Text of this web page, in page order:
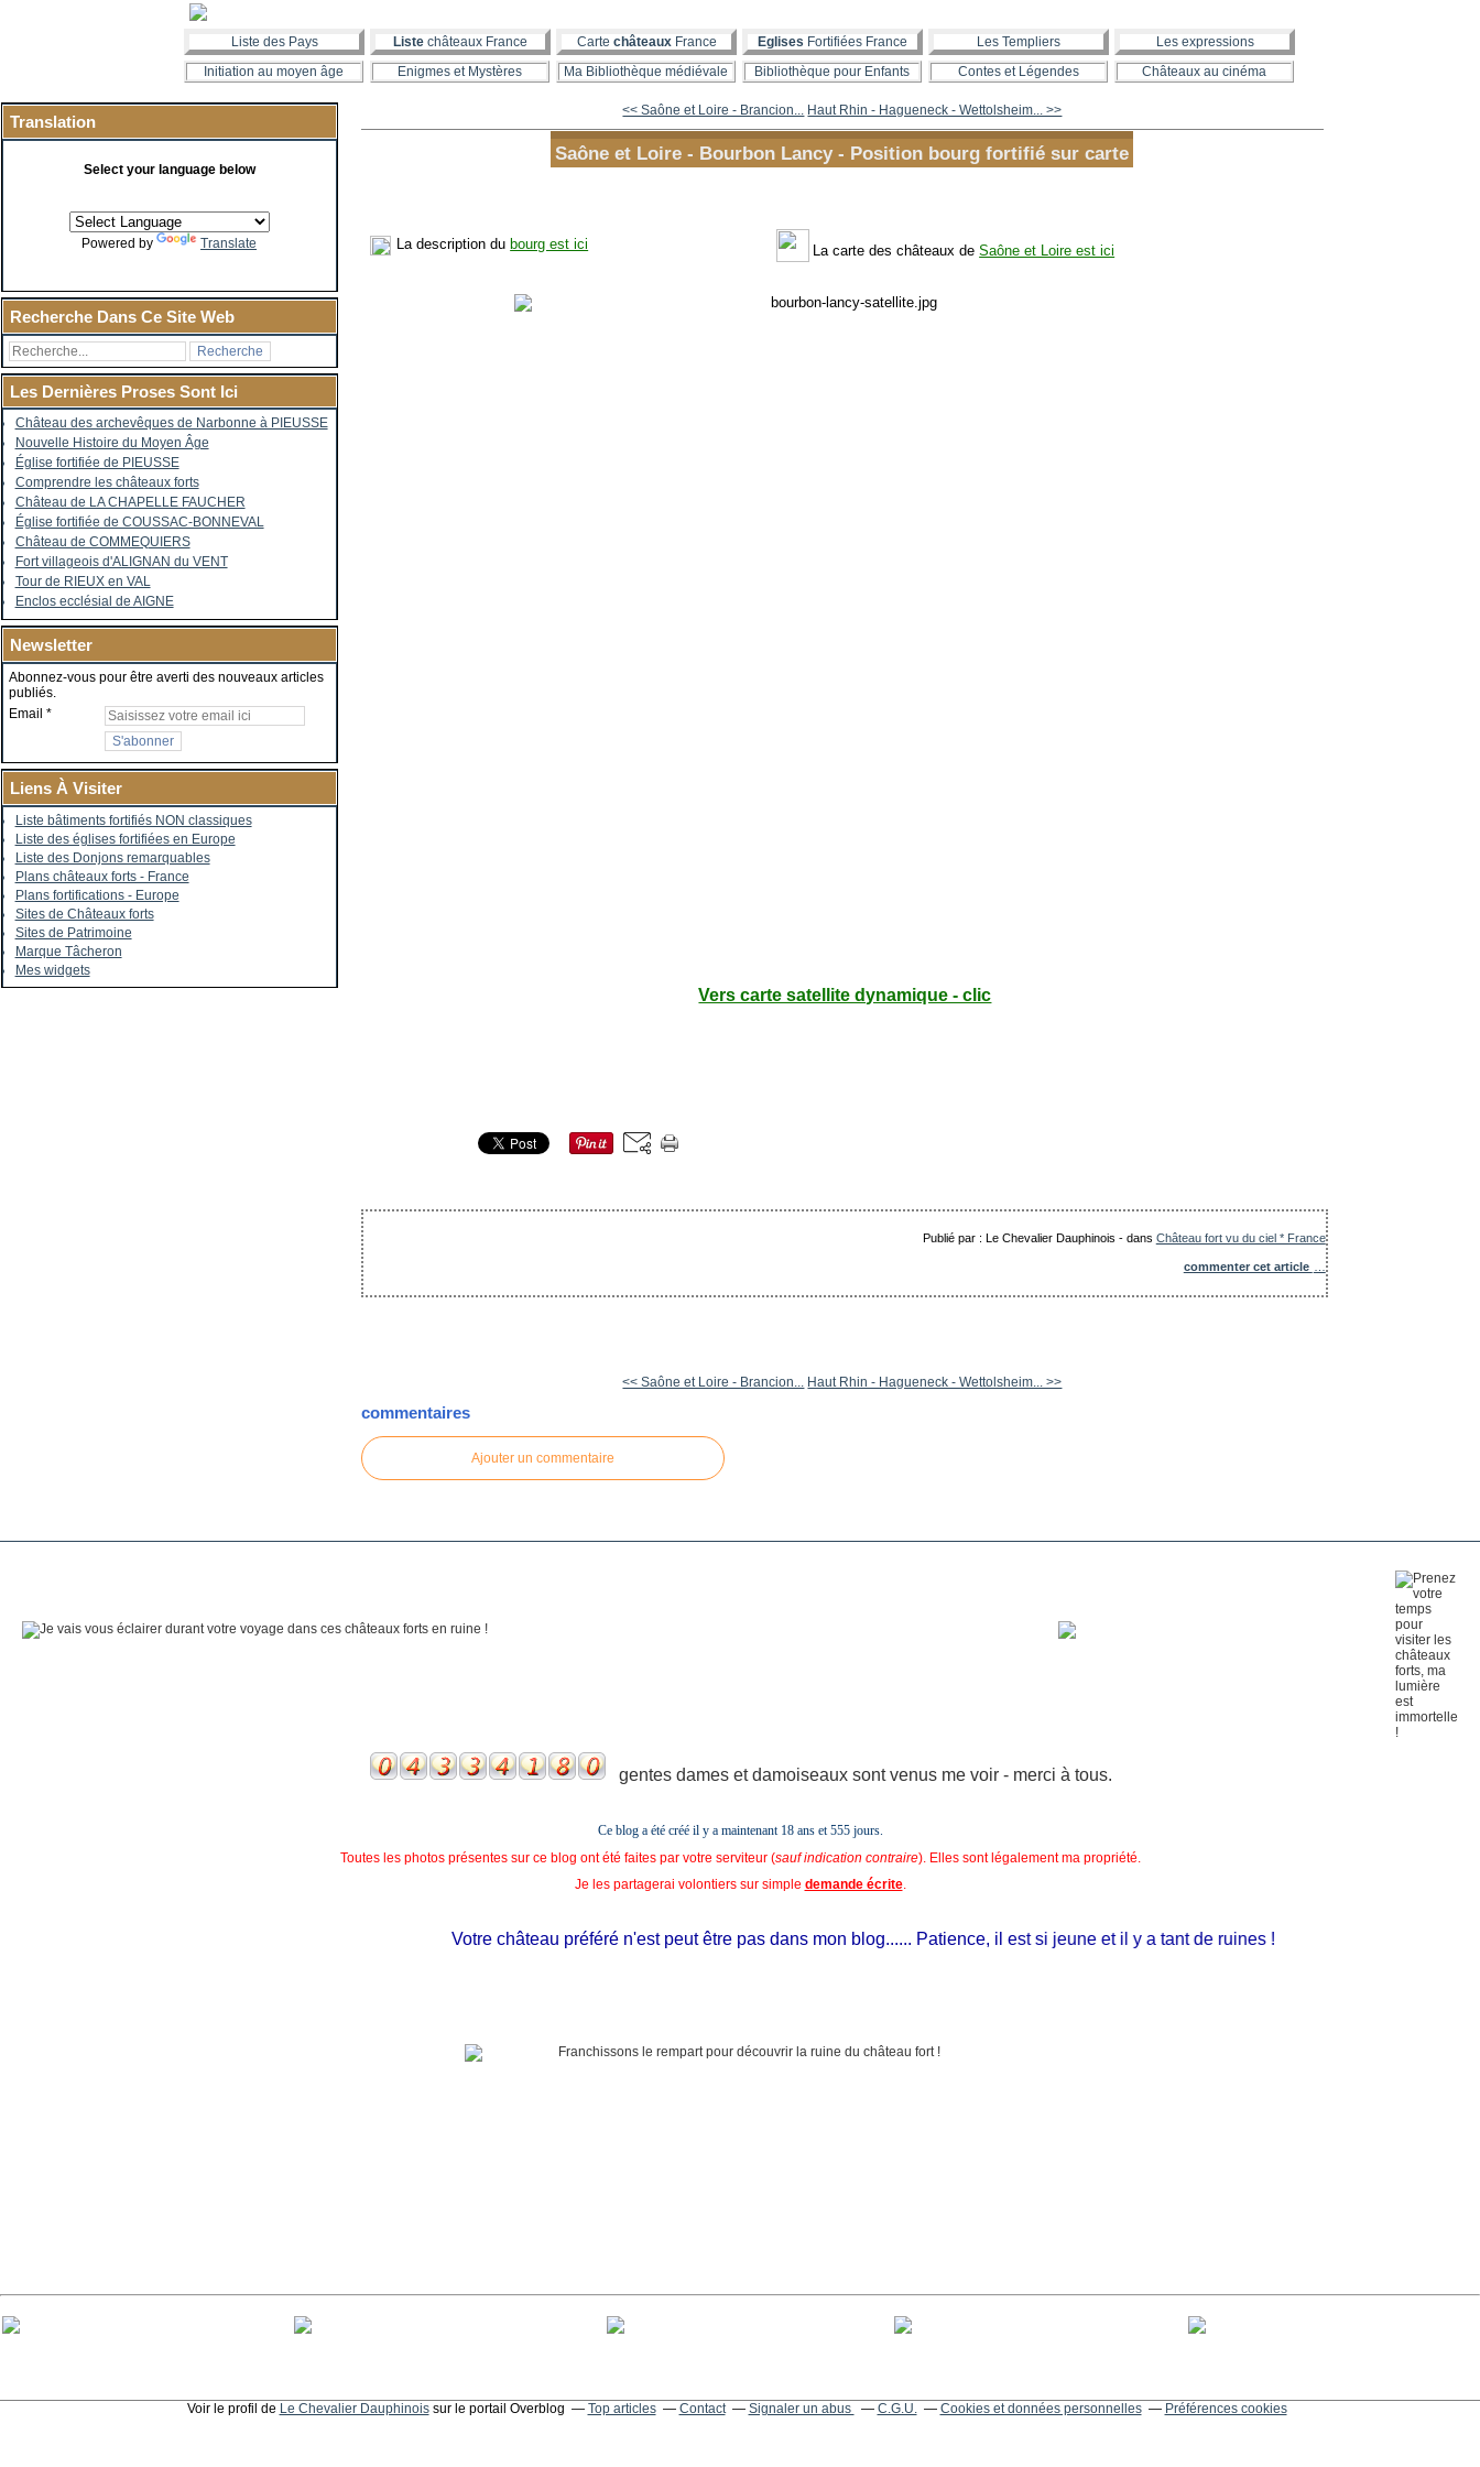
Liste des Pays Liste châteaux France Carte châteauxFrance Eglises Fortifiées France Les Templiers
Les expressions
Initiation au moyen âge
Enigmes et Mystères Ma Bibliothèque médiévale Bibliothèque pour Enfants Contes et Légendes Châteaux au cinéma
Translation
Select your language below
Powered by Translate
Recherche Dans Ce Site Web
Les Dernières Proses Sont Ici
Château des archevêques de Narbonne à PIEUSSE
Nouvelle Histoire du Moyen Âge
Église fortifiée de PIEUSSE
Comprendre les châteaux forts
Château de LA CHAPELLE FAUCHER
Église fortifiée de COUSSAC-BONNEVAL
Château de COMMEQUIERS
Fort villageois d'ALIGNAN du VENT
Tour de RIEUX en VAL
Enclos ecclésial de AIGNE
Newsletter
Abonnez-vous pour être averti des nouveaux articles
publiés.
Email
Liens À Visiter
Liste bâtiments fortifiés NON classiques
Liste des églises fortifiées en Europe
Liste des Donjons remarquables
Plans châteaux forts - France
Plans fortifications - Europe
Sites de Châteaux forts
Sites de Patrimoine
Marque Tâcheron
Mes widgets
<< Saône et Loire - Brancion... Haut Rhin - Hagueneck - Wettolsheim... >>
Saône et Loire - Bourbon Lancy - Position bourg fortifié sur carte
La description du bourg est ici La carte des châteaux deSaône et Loire est ici
Vers carte satellite dynamique - clic
Publié par : Le Chevalier Dauphinois -dans Château fort vu du ciel * France
commenter cet article
<< Saône et Loire - Brancion... Haut Rhin - Hagueneck - Wettolsheim... >>
commentaires
Ajouter un commentaire
gentes dames et damoiseaux sont venus me voir - merci à tous.
Ce blog a été créé il y a maintenant 18 ans et 555 jours.
Toutes les photos présentes sur ce blog ont été faites par votre serviteur (sauf indication contraire). Elles sont légalement ma propriété.
Je les partagerai volontiers sur simple demande écrite.
Votre château préféré n'est peut être pas dans mon blog...... Patience, il est si jeune et il y a tant de ruines !
Voir le profil de Le Chevalier Dauphinoissur le portail Overblog Top articles Contact Signaler un abus C.G.U. Cookies et données personnelles Préférences cookies